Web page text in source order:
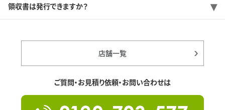
領収書は発行できますか？
店舗一覧
ご質問・お見積り依頼・お問い合わせは